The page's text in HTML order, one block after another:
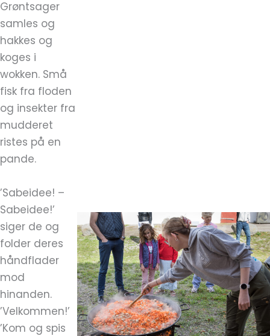
Grøntsager
samles og
hakkes og
koges i
wokken. Små
fisk fra floden
og insekter fra
mudderet
ristes på en
pande.
’Sabeidee! –
Sabeidee!’
siger de og
folder deres
håndflader
mod
hinanden.
’Velkommen!’
’Kom og spis